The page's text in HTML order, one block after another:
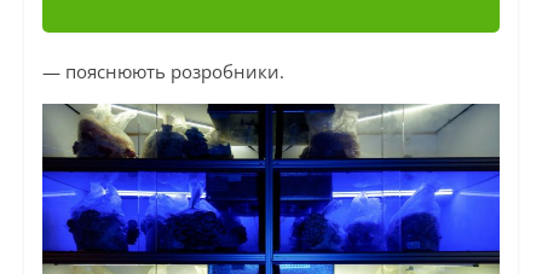
— пояснюють розробники.